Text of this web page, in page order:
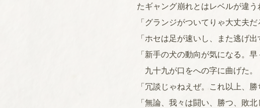
たギャング崩れとはレベルが違う
「グランジがついてりゃ大丈夫
「ホセは足が速いし、また逃げ
「新手の犬の動向が気になる。
九十九が口をへの字に曲げた。
「冗談じゃねえぜ。これ以上、
「無論、我々は闘い、勝つ、敗北